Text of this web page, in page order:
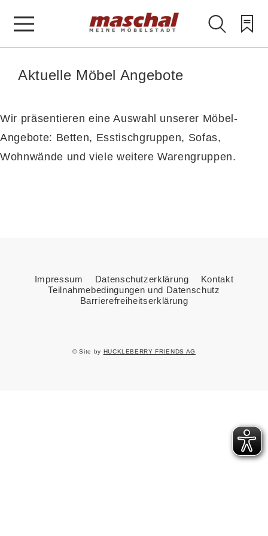
Aktuelle Möbel Angebote
Wir präsentieren eine Auswahl unserer Möbel-
Angebote: Betten, Esstischgruppen, Sofas,
Wohnwände und viele weitere Warengruppen.
Impressum Datenschutzerklärung
Kontakt
Teilnahmebedingungen und Datenschutz
Barrierefreiheitserklärung
© Site by HUCKLEBERRY FRIENDS AG